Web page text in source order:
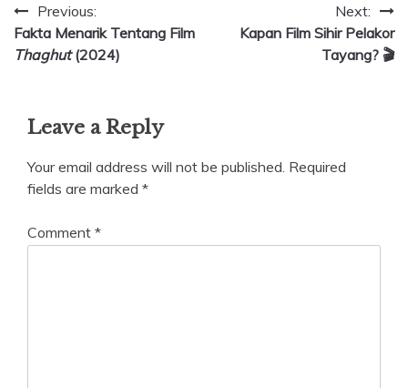
Post
navigation
Previous:
Fakta Menarik Tentang Film
Thaghut(2024)
Next:
Kapan Film Sihir Pelakor
Tayang? 🎬
Leave a Reply
Your email address will not be published. Required
fields are marked *
Comment *